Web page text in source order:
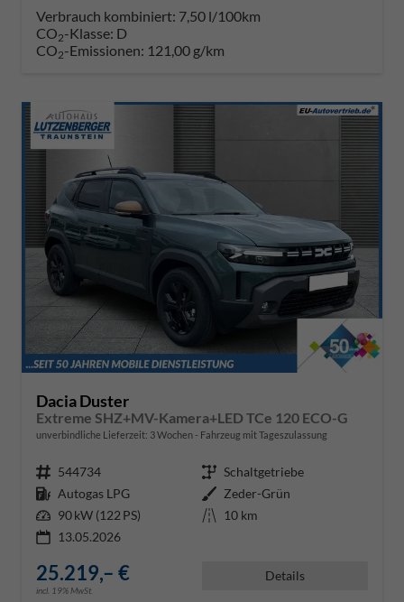
Verbrauch kombiniert: 7,50 l/100km
CO2-Klasse: D
CO2-Emissionen: 121,00 g/km
Dacia Duster
Extreme SHZ+MV-Kamera+LED TCe 120 ECO-G
unverbindliche Lieferzeit: 3 Wochen Fahrzeug mit Tageszulassung
Fahrzeugnr. 544734 Getriebe Schaltgetriebe
Kraftstoff Autogas LPG Außenfarbe Zeder-Grün
Leistung 90 kW (122 PS) Kilometerstand 10 km
13.05.2026
25.219,– €
incl. 19% MwSt.
Details